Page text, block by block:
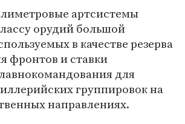
артсистемы
орудий большой
в качестве резерва
фронтов и ставки
для
группировок на
направлениях.